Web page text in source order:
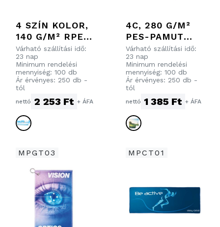
4 SZÍN KOLOR,
140 G/M² RPET
HŰSÍTŐ
TÖRÖLKÖZŐ.
Várható szállítási idő:
23 nap
Minimum rendelési
mennyiség: 100 db
Ár érvényes: 250 db -
tól
nettó 2 253 Ft + ÁFA
4C, 280 G/M²
PES-PAMUT
GOLF
TÖRÖLKÖZŐ.
Várható szállítási idő:
23 nap
Minimum rendelési
mennyiség: 100 db
Ár érvényes: 250 db -
tól
nettó 1 385 Ft + ÁFA
MPGT03 MPCT01